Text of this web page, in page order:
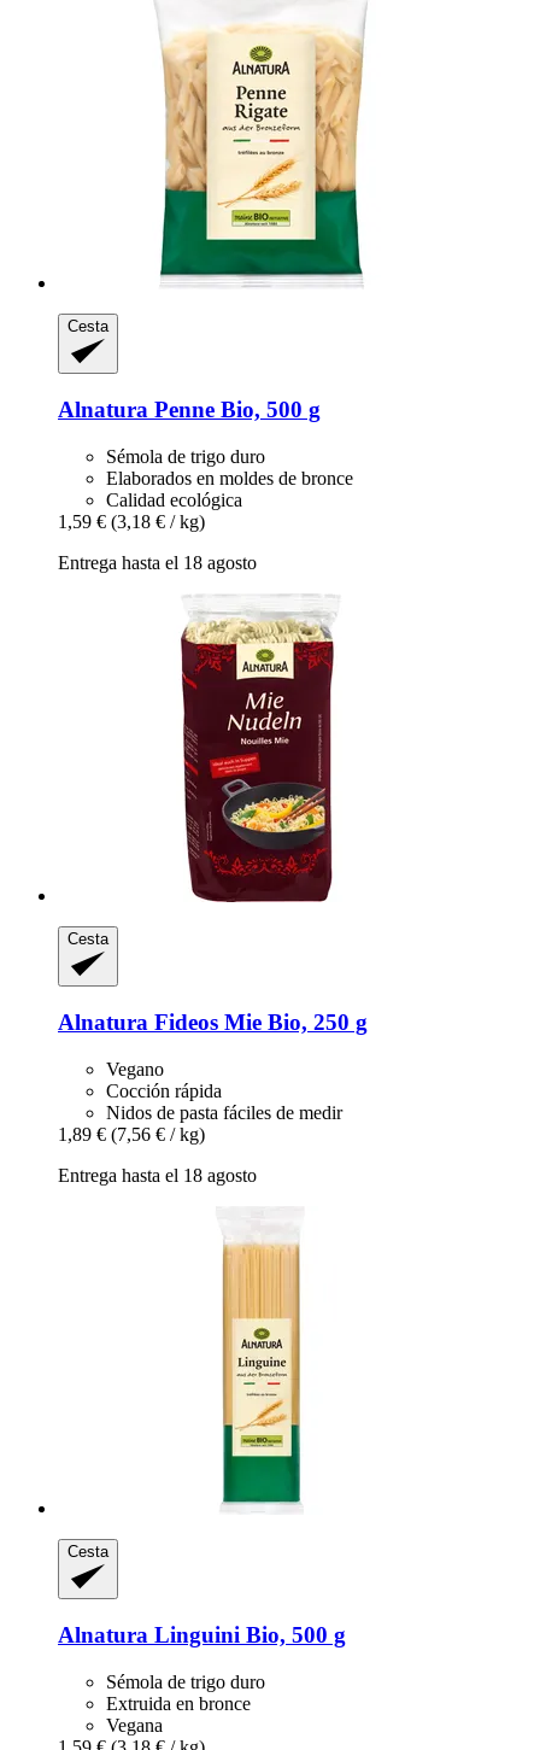
Cesta
Alnatura Penne Bio, 500 g
Sémola de trigo duro
Elaborados en moldes de bronce
Calidad ecológica
1,59 € (3,18 € / kg)
Entrega hasta el 18 agosto
Cesta
Alnatura Fideos Mie Bio, 250 g
Vegano
Cocción rápida
Nidos de pasta fáciles de medir
1,89 € (7,56 € / kg)
Entrega hasta el 18 agosto
Cesta
Alnatura Linguini Bio, 500 g
Sémola de trigo duro
Extruida en bronce
Vegana